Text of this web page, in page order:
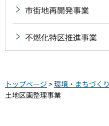
市街地再開発事業
不燃化特区推進事業
トップページ >環境・まちづくり
土地区画整理事業